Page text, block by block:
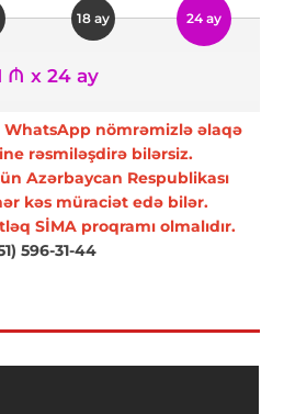
18 ay 24 ay
₼ x 24 ay
WhatsApp nömrəmizlə əlaqə
rəsmiləşdirə bilərsiz.
Azərbaycan Respublikası
kəs müraciət edə bilər.
SİMA proqramı olmalıdır.
596-31-44